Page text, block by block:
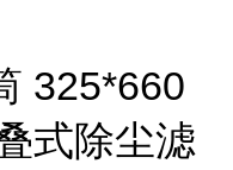
325*660
式除尘滤